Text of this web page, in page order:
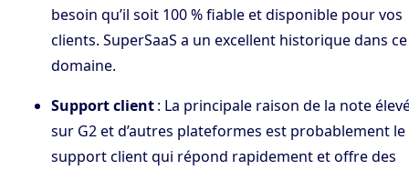
besoin qu’il soit 100 % fiable et disponible pour vos
clients. SuperSaaS a un excellent historique dans ce
domaine.
Support client: La principale raison de la note
sur G2 et d’autres plateformes est probablement le
support client qui répond rapidement et offre des